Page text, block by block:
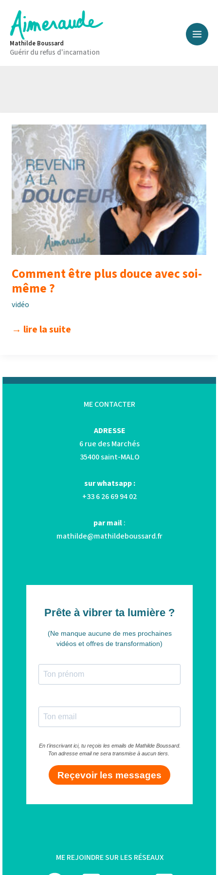
contenu
Mathilde Boussard
Guérir du refus d'incarnation
Comment être plus douce avec soi-
même ?
vidéo
comment
avec
→ lire la suite
ME CONTACTER
ADRESSE
6 rue des Marchés
35400 saint-MALO
sur whatsapp :
+33 6 26 69 94 02
par mail:
mathilde@mathildeboussard.fr
Prête à vibrer ta lumière ?
(Ne manque aucune de mes prochaines
vidéos et offres de transformation)
En t'inscrivant ici, tu reçois les emails de Mathilde Boussard.
Ton adresse email ne sera transmise à aucun tiers.
Reçevoir les messages
ME REJOINDRE SUR LES RÉSEAUX